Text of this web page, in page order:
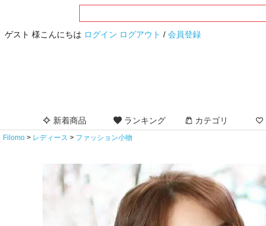
ゲスト 様こんにちは ログイン ログアウト / 会員登録
新着商品 ランキング カテゴリ
Filomo レディース ファッション小物